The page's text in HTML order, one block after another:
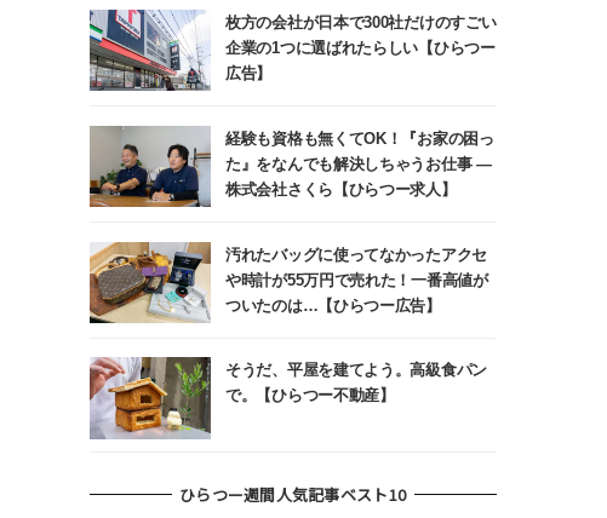
枚方の会社が日本で300社だけのすごい
企業の1つに選ばれたらしい【ひらつー
広告】
経験も資格も無くてOK！『お家の困っ
た』をなんでも解決しちゃうお仕事 ―
株式会社さくら【ひらつー求人】
汚れたバッグに使ってなかったアクセ
や時計が55万円で売れた！一番高値が
ついたのは…【ひらつー広告】
そうだ、平屋を建てよう。高級食パン
で。【ひらつー不動産】
ひらつー週間人気記事ベスト10